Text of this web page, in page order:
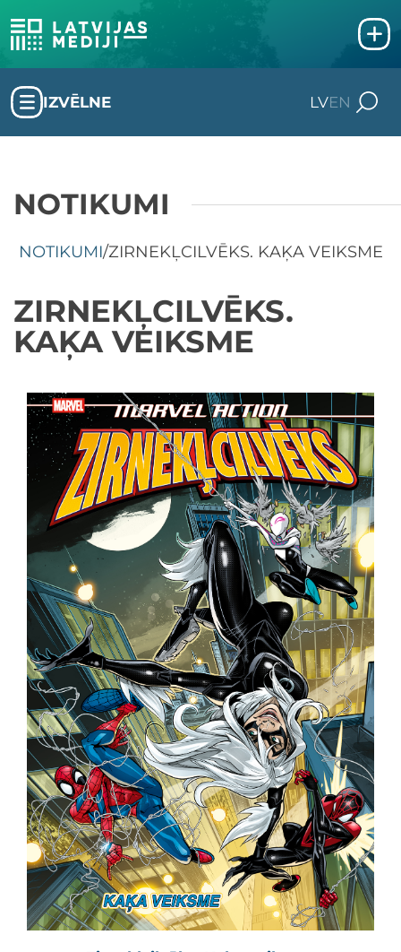
IZVĒLNE LVEN
NOTIKUMI
NOTIKUMI/ZIRNEKĻCILVĒKS. KAĶA VEIKSME
ZIRNEKĻCILVĒKS.
KAĶA VEIKSME